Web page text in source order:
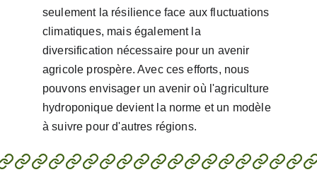
seulement la résilience face aux fluctuations
climatiques, mais également la
diversification nécessaire pour un avenir
agricole prospère. Avec ces efforts, nous
pouvons envisager un avenir où l'agriculture
hydroponique devient la norme et un modèle
à suivre pour d'autres régions.